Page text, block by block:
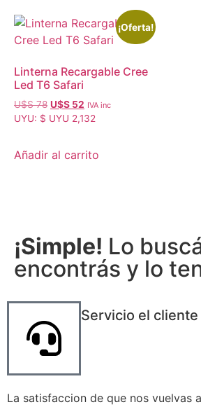
¡Oferta!
Linterna Recargable Cree
Led T6 Safari
U$S78 U$S 52 IVA inc
UYU: $ UYU 2,132
Añadir al carrito
¡Simple! Lo
encontrás y lo
Servicio el cliente
La satisfaccion de que nos vuelvas